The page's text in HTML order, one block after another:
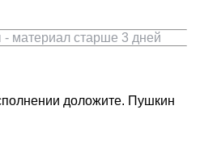
материал старше 3 дней
доложите. Пушкин